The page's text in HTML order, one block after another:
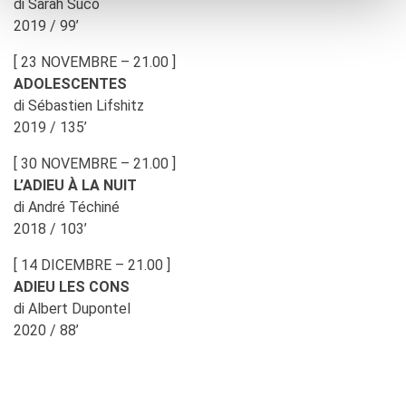
di Sarah Suco
2019 / 99’
[ 23 NOVEMBRE – 21.00 ]
ADOLESCENTES
di Sébastien Lifshitz
2019 / 135’
[ 30 NOVEMBRE – 21.00 ]
L’ADIEU À LA NUIT
di André Téchiné
2018 / 103’
[ 14 DICEMBRE – 21.00 ]
ADIEU LES CONS
di Albert Dupontel
2020 / 88’